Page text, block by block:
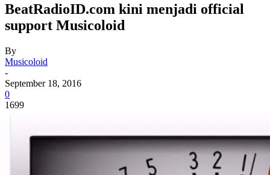
BeatRadioID.com kini menjadi official
support Musicoloid
By
Musicoloid
-
September 18, 2016
0
1699